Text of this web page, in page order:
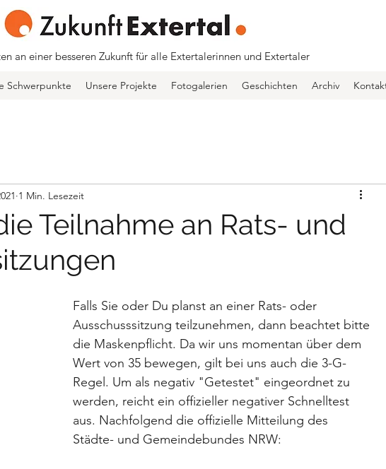
an einer besseren Zukunft für alle Extertalerinnen und Extertaler
Schwerpunkte Unsere Projekte Fotogalerien Geschichten Archiv
Teilnahme an Rats- und
1 Min. Lesezeit
Falls Sie oder Du planst an einer Rats- oder
Ausschusssitzung teilzunehmen, dann beachtet bitte
die Maskenpflicht. Da wir uns momentan über dem
Wert von 35 bewegen, gilt bei uns auch die 3-G-
Regel. Um als negativ "Getestet" eingeordnet zu
werden, reicht ein offizieller negativer Schnelltest
aus. Nachfolgend die offizielle Mitteilung des
Städte- und Gemeindebundes NRW: